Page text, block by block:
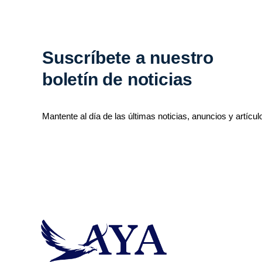
Suscríbete a nuestro
boletín de noticias
Mantente al día de las últimas noticias, anuncios y